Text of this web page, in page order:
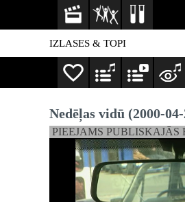
IZLASES & TOPI
Nedēļas vidū (2000-
PIEEJAMS PUBLISKAJĀS